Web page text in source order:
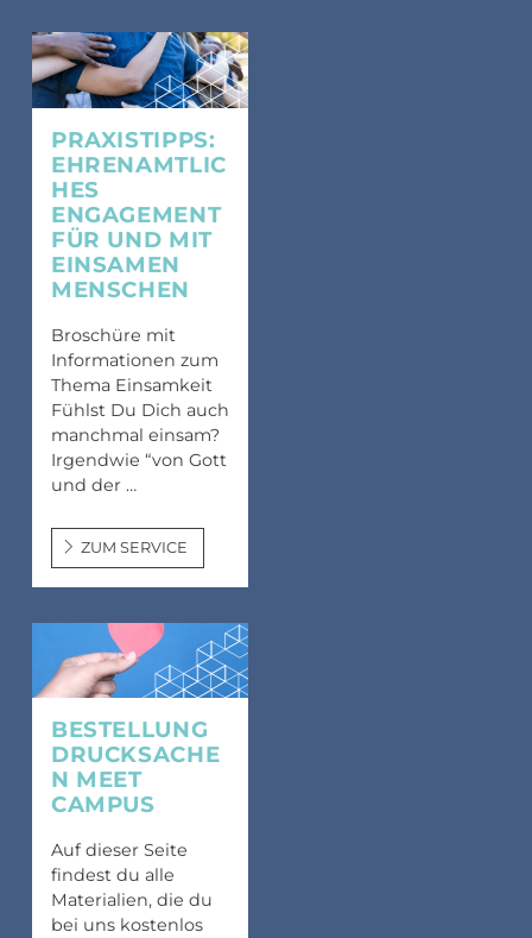
PRAXISTIPPS:
EHRENAMTLIC
HES
ENGAGEMENT
FÜR UND MIT
EINSAMEN
MENSCHEN
Broschüre mit
Informationen zum
Thema Einsamkeit
Fühlst Du Dich auch
manchmal einsam?
Irgendwie “von Gott
und der …
ZUM SERVICE
BESTELLUNG
DRUCKSACHE
N MEET
CAMPUS
Auf dieser Seite
findest du alle
Materialien, die du
bei uns kostenlos